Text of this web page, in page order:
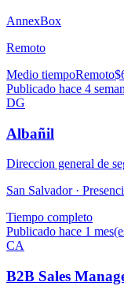
AnnexBox
Remoto
Medio tiempoRemoto
Publicado hace 4
DG
Albañil
Direccion general de
San Salvador ·
Tiempo completo
Publicado hace 1
CA
B2B Sales